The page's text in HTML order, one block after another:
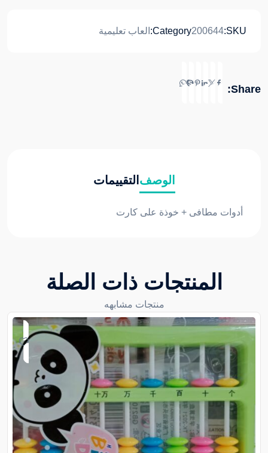
SKU:
200644
Category: العاب تعليمية
Share:
الوصف التقييمات
أدوات مطافى + خوذة على كارت
المنتجات ذات الصلة
منتجات مشابهه